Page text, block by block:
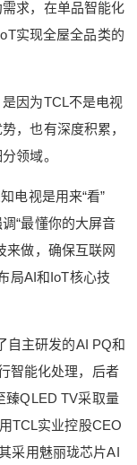
求，在单品智能化
实现全屋全品类的
因为TCL不是电视
，也有深度积累，
领域。
电视是用来“看”
“最懂你的大屏音
来做，确保互联网
局AI和IoT核心技
自主研发的AI PQ和
智能化处理，后者
臻QLED TV采取量
TCL实业控股CEO
采用魅丽珑芯片AI
TCL要实现信息
” TCL不是唯一
2020年春季新
落地智慧家电
给用户提供智
年兴起的IP
能时代”再到
电进化的最
那么次次选对
值得深思的话